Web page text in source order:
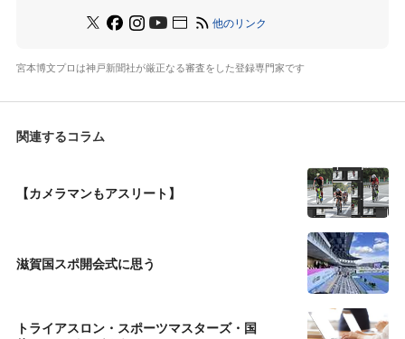
他のリンク
宮本博文プロは神戸新聞社が厳正なる審査をした登録専門家です
関連するコラム
【カメラマンもアスリート】
滋賀国スポ開会式に思う
トライアスロン・スポーツマスターズ・国